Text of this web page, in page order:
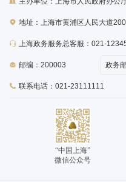
地址：上海市黄浦区人民大道
上海政务服务总客服：021-
邮编：200003
联系电话：021-23111111
政务
“中国上海”
微信公众号